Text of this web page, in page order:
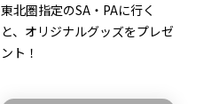
東北圏指定のSA・PAに行く
と、オリジナルグッズをプレゼ
ント！